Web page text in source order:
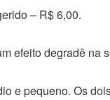
– R$ 6,00.
efeito degradê na
e pequeno. Os